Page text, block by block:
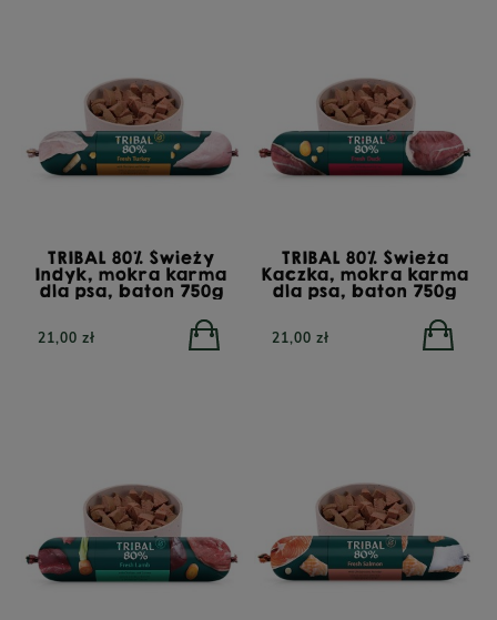
TRIBAL 80% Świeży
Indyk, mokra karma
dla psa, baton 750g
21,00 zł
TRIBAL 80% Świeża
Kaczka, mokra karma
dla psa, baton 750g
21,00 zł